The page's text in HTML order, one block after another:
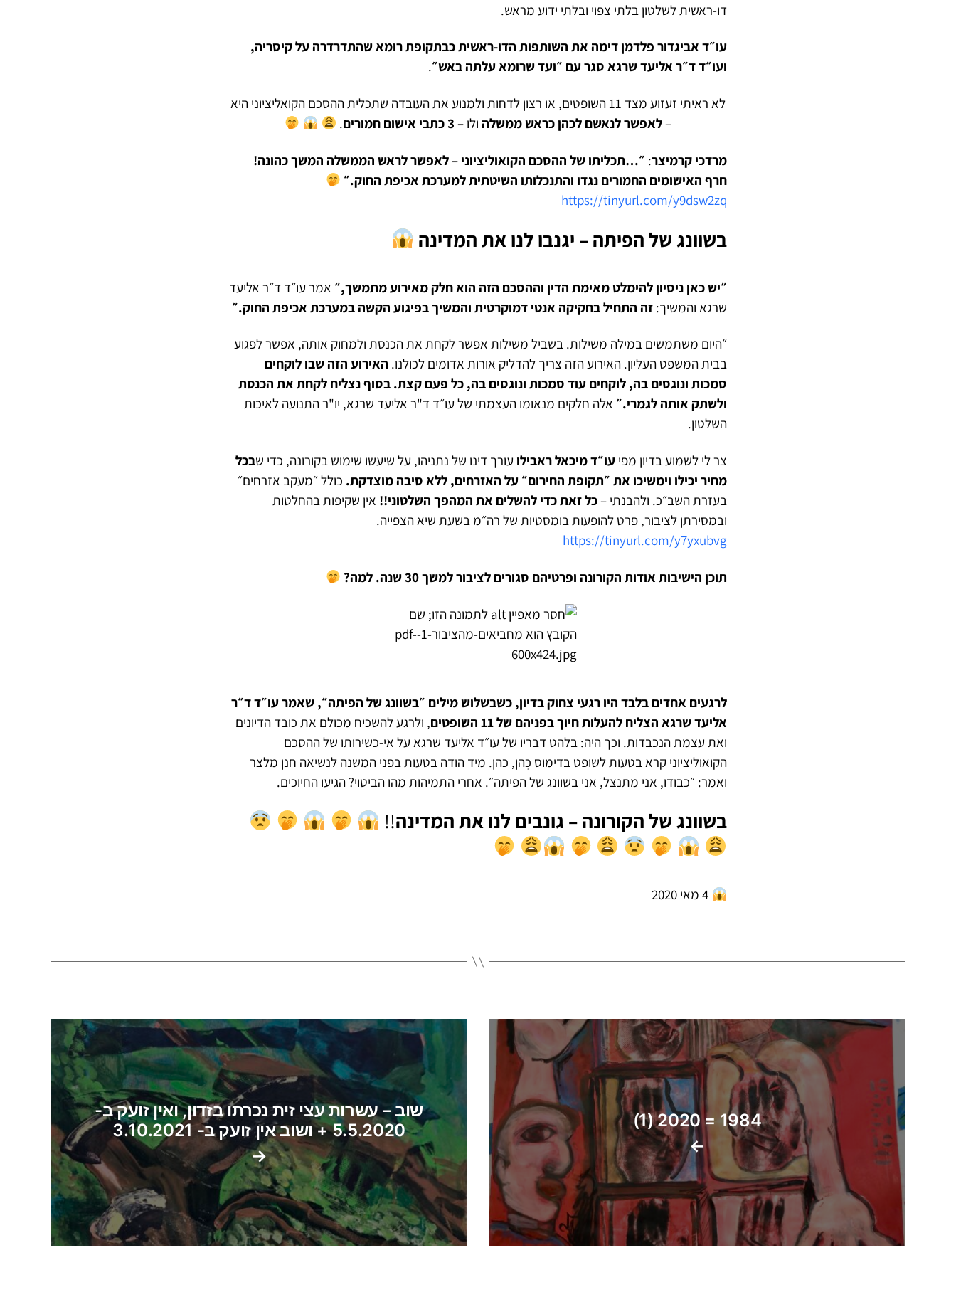
דו-ראשית לשלטון בלתי צפוי ובלתי ידוע מראש.
עו״ד אביגדור פלדמן דימה את השותפות הדו-ראשית כבתקופת רומא שהתדרדרה על קיסריה,
ועו״ד ד״ר אליעד שרגא סגר עם ״ועד שרומא עלתה באש״.
לא ראיתי זעזוע מצד 11 השופטים, או רצון לדחות ולמנוע את העובדה שתכלית ההסכם הקואליציוני היא
–לאפשר לנאשם לכהן כראש ממשלה ולו– 3 כתבי אישום חמורים .
מרדכי קרמיצר: ״…תכליתו של ההסכם הקואוליציוני – לאפשר לראש הממשלה המשך כהונה!
חרף האישומים החמורים נגדו והתנכלותו השיטתית למערכת אכיפת החוק.״
https://tinyurl.com/y9dsw2zq
בשוונג של הפיתה – יגנבו לנו את המדינה
״יש כאן ניסיון להימלט מאימת הדין וההסכם הזה הוא חלק מאירוע מתמשך,״ אמר עו״ד ד״ר אליעד
שרגא והמשיך: זה התחיל בחקיקה אנטי דמוקרטית והמשיך בפיגוע הקשה במערכת אכיפת החוק.״
״היום משתמשים במילה משילות. בשביל משילות אפשר לקחת את הכנסת ולמחוק אותה, אפשר לפגוע
בבית המשפט העליון. האירוע הזה צריך להדליק אורות אדומים לכולנו. האירוע הזה שבו לוקחים
סמכות ונוגסים בה, לוקחים עוד סמכות ונוגסים בה, כל פעם קצת. בסוף נצליח לקחת את הכנסת
ולשתק אותה לגמרי.״ אלה חלקים מנאומו העצמתי של עו״ד ד"ר אליעד שרגא, יו"ר התנועה לאיכות
השלטון.
צר לי לשמוע בדיון מפי עו״ד מיכאל ראבילו עורך דינו של נתניהו, על שיעשו שימוש בקורונה, כדי שבכל
מחיר יכילו וימשיכו את ״תקופת החירום״ על האזרחים, ללא סיבה מוצדקת. כולל ״מעקב אזרחים״
בעזרת השב״כ. ולהבנתי –כל זאת כדי להשלים את המהפך השלטוני!! אין שקיפות בהחלטות
ובמסירתן לציבור, פרט להופעות בומסטיות של רה״מ בשעת שיא הצפייה.
https://tinyurl.com/y7yxubvg
תוכן הישיבות אודות הקורונה ופרטיהם סגורים לציבור למשך 30 שנה. למה?
לרגעים אחדים בלבד היו רגעי צחוק בדיון, כשבשלוש מילים ״בשוונג של הפיתה״, שאמר עו״ד ד״ר
אליעד שרגא הצליח להעלות חיוך בפניהם של 11 השופטים
, ולרגע להשכיח מכולם את כובד הדיונים
ואת עצמת הנכבדות. וכך היה: בלהט דבריו של עו״ד אליעד שרגא על אי-כשירותו של ההסכם
הקואוליציוני קרא בטעות לשופט בדימוס כָּהַן, כהן. מיד הודה בטעות בפני המשנה לנשיאה חנן מלצר
ואמר: ״כבודו, אני מתנצל, אני בשוונג של הפיתה״. אחרי התמיהות מהו הביטוי? הגיעו החיוכים.
בשוונג של הקורונה – גונבים לנו את המדינה!!
←
1984 = 2020 (1)
→
שוב – עשרות עצי זית נכרתו בזדון, ואין זועק ב-
5.5.2020 + ושוב אין זועק ב- 3.10.2021